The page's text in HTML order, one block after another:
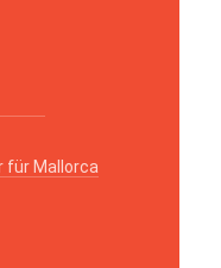
für Mallorca